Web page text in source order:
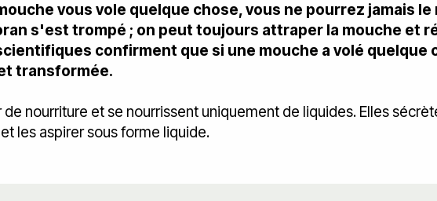
vous vole quelque chose, vous ne pourrez jamais
s'est trompé ; on peut toujours attraper la mouche et
confirment que si une mouche a volé quelque
transformée.
nourriture et se nourrissent uniquement de liquides. Elles
les aspirer sous forme liquide.